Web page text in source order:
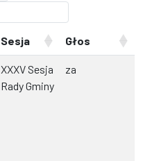
Sesja Głos
XXXV Sesja
Rady Gminy
za